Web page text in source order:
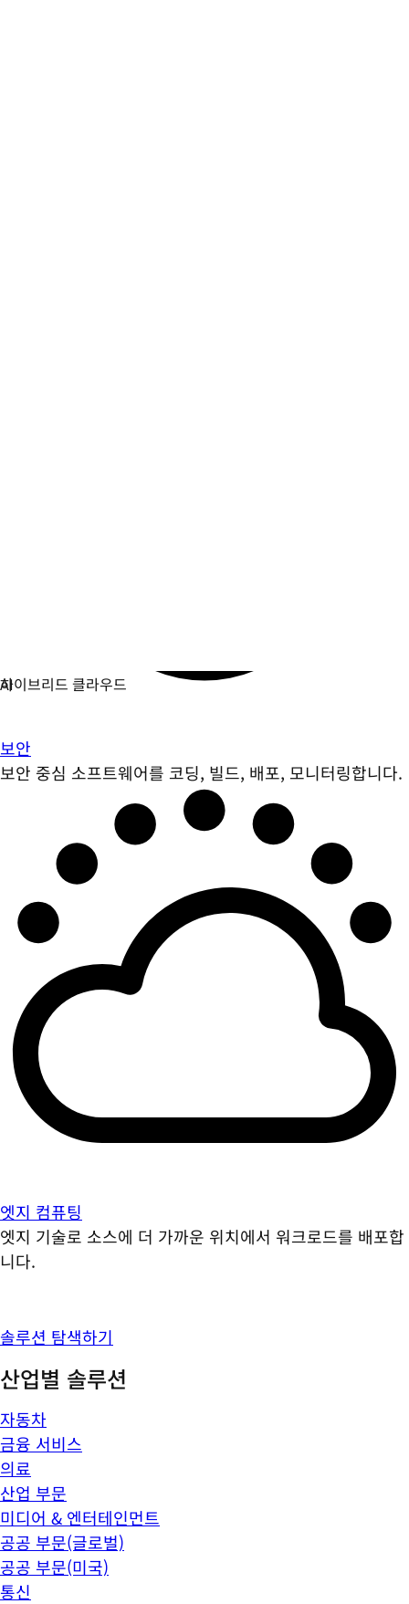
보안
보안 중심 소프트웨어를 코딩, 빌드, 배포, 모니터링합니다.
엣지 컴퓨팅
엣지 기술로 소스에 더 가까운 위치에서 워크로드를 배포합
니다.
솔루션 탐색하기
산업별 솔루션
자동차
금융 서비스
의료
산업 부문
미디어 & 엔터테인먼트
공공 부문(글로벌)
공공 부문(미국)
통신